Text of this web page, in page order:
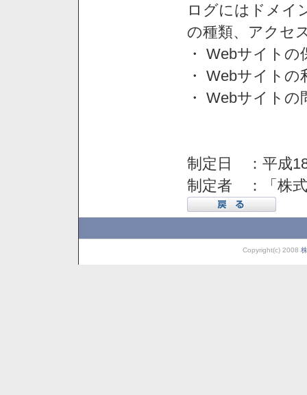
ログにはドメイ
の種類、アクセ
・ Webサイトの
・ Webサイト
・ Webサイト
制定日 ：平成
制定者 ：「株
Copyright(c) 2008